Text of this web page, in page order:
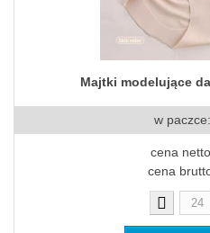
Majtki modelujące
w paczce:
cena
cena